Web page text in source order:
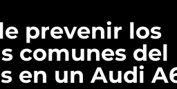
prevenir los
comunes del
en un Audi